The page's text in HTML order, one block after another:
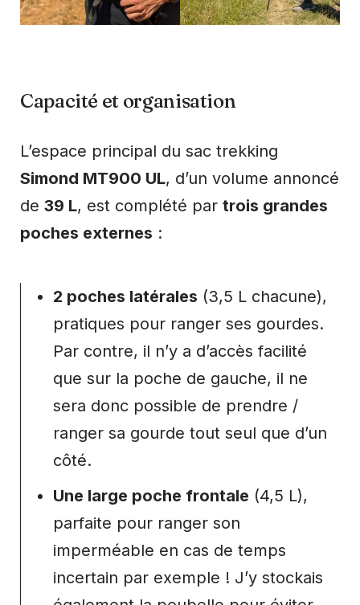
Capacité et organisation
L’espace principal du sac trekking
Simond MT900 UL, d’un volume annoncé
de 39 L, est complété par trois grandes
poches externes :
2 poches latérales (3,5 L chacune),
pratiques pour ranger ses gourdes.
Par contre, il n’y a d’accès facilité
que sur la poche de gauche, il ne
sera donc possible de prendre /
ranger sa gourde tout seul que d’un
côté.
Une large poche frontale (4,5 L),
parfaite pour ranger son
imperméable en cas de temps
incertain par exemple ! J’y stockais